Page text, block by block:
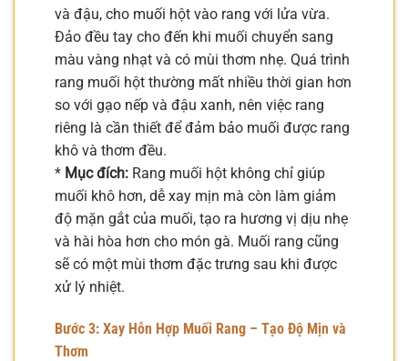
và đậu, cho muối hột vào rang với lửa vừa.
Đảo đều tay cho đến khi muối chuyển sang
màu vàng nhạt và có mùi thơm nhẹ. Quá trình
rang muối hột thường mất nhiều thời gian hơn
so với gạo nếp và đậu xanh, nên việc rang
riêng là cần thiết để đảm bảo muối được rang
khô và thơm đều.
* Mục đích: Rang muối hột không chỉ giúp
muối khô hơn, dễ xay mịn mà còn làm giảm
độ mặn gắt của muối, tạo ra hương vị dịu nhẹ
và hài hòa hơn cho món gà. Muối rang cũng
sẽ có một mùi thơm đặc trưng sau khi được
xử lý nhiệt.
Bước 3: Xay Hỗn Hợp Muối Rang – Tạo Độ Mịn và
Thơm